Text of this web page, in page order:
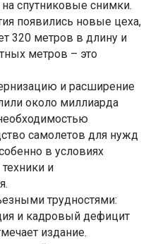
спутниковые снимки.
появились новые цеха,
320 метров в длину и
метров – это
и расширение
около миллиарда
самолетов для нужд
в условиях
и
трудностями:
и кадровый дефицит
издание.